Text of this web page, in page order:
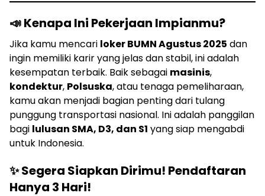
📣 Kenapa Ini Pekerjaan Impianmu?
Jika kamu mencari loker BUMN Agustus 2025 dan
ingin memiliki karir yang jelas dan stabil, ini adalah
kesempatan terbaik. Baik sebagai masinis,
kondektur, Polsuska, atau tenaga pemeliharaan,
kamu akan menjadi bagian penting dari tulang
punggung transportasi nasional. Ini adalah panggilan
bagi lulusan SMA, D3, dan S1 yang siap mengabdi
untuk Indonesia.
✨ Segera Siapkan Dirimu! Pendaftaran
Hanya 3 Hari!